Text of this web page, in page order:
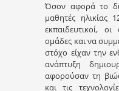
Όσον αφορά το
μαθητές ηλικίας
εκπαιδευτικοί,
ομάδες και να
στόχο είχαν την
ανάπτυξη
αφορούσαν τη
και τις